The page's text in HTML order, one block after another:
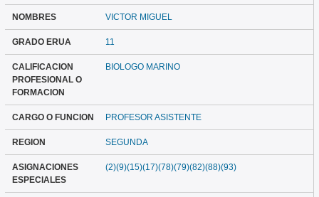
NOMBRES VICTOR MIGUEL
GRADO ERUA 11
CALIFICACION
PROFESIONAL O
FORMACION
BIOLOGO MARINO
CARGO O FUNCION PROFESOR ASISTENTE
REGION SEGUNDA
ASIGNACIONES
ESPECIALES
(2)(9)(15)(17)(78)(79)(82)(88)(93)